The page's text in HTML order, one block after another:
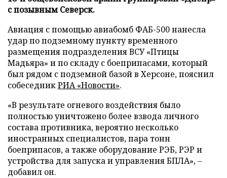
с позывным Северск.
Авиация с помощью авиабомб ФАБ-500 нанесла
удар по подземному пункту временного
размещения подразделения ВСУ «Птицы
Мадьяра» и по складу с боеприпасами, который
был рядом с подземной базой в Херсоне, пояснил
собеседникРИА «Новости».
«В результате огневого воздействия было
полностью уничтожено более взвода личного
состава противника, вероятно несколько
иностранных специалистов, пара тонн
боеприпасов, а также оборудование РЭБ, РЭР и
устройства для запуска и управления БПЛА», –
добавил он.